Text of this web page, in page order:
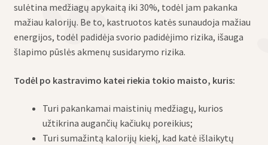
sulėtina medžiagų apykaitą iki 30%, todėl jam pakanka
mažiau kalorijų. Be to, kastruotos katės sunaudoja mažiau
energijos, todėl padidėja svorio padidėjimo rizika, išauga
šlapimo pūslės akmenų susidarymo rizika.
Todėl po kastravimo katei riekia tokio maisto, kuris:
Turi pakankamai maistinių medžiagų, kurios
užtikrina augančių kačiukų poreikius;
Turi sumažintą kalorijų kiekį, kad katė išlaikytų